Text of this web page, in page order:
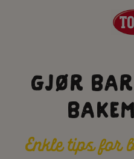
Gjør
Enkle tips for